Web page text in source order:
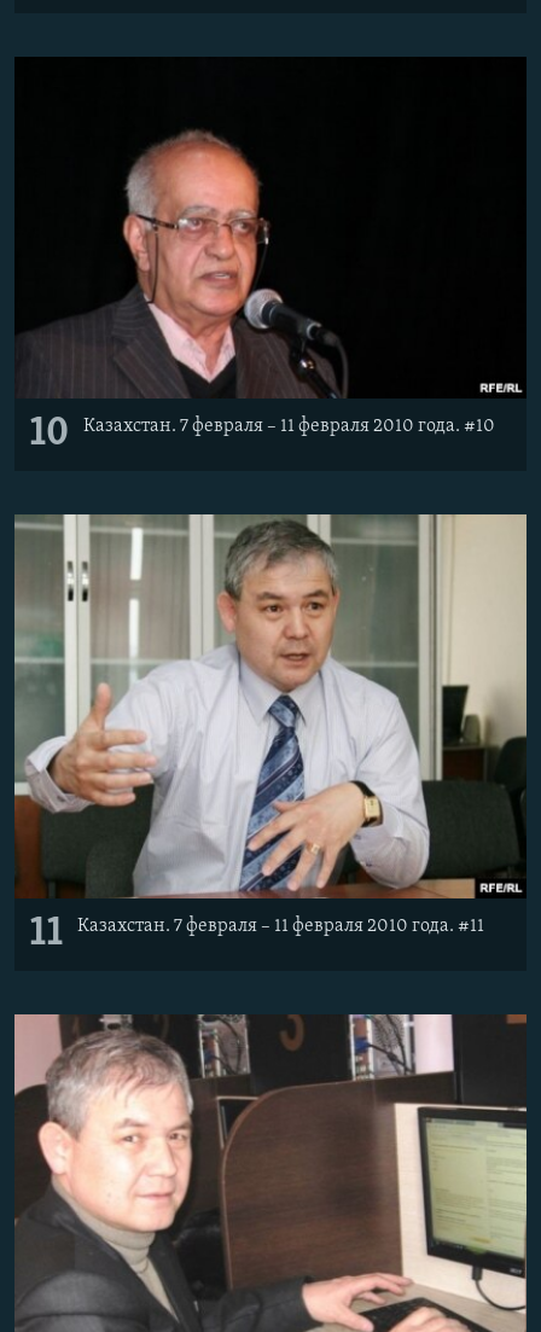
10 Казахстан. 7 февраля – 11 февраля 2010 года. #10
11 Казахстан. 7 февраля – 11 февраля 2010 года. #11